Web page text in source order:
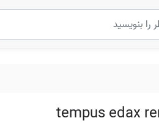
tempus edax